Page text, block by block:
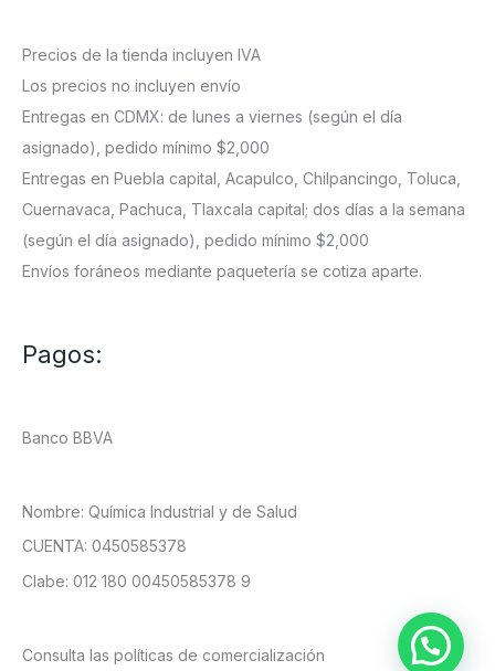
Precios de la tienda incluyen IVA
Los precios no incluyen envío
Entregas en CDMX: de lunes a viernes (según el día
asignado), pedido mínimo $2,000
Entregas en Puebla capital, Acapulco, Chilpancingo, Toluca,
Cuernavaca, Pachuca, Tlaxcala capital; dos días a la semana
(según el día asignado), pedido mínimo $2,000
Envíos foráneos mediante paquetería se cotiza aparte.
Pagos:
Banco BBVA
Nombre: Química Industrial y de Salud
CUENTA: 0450585378
Clabe: 012 180 00450585378 9
Consulta las políticas de comercialización